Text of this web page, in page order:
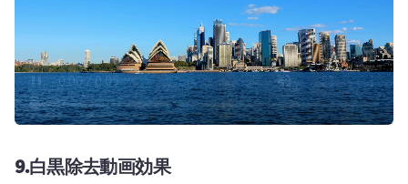
9.白黒除去動画効果